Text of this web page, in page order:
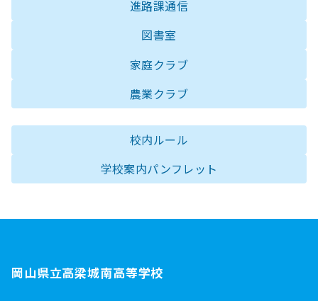
進路課通信
図書室
家庭クラブ
農業クラブ
校内ルール
学校案内パンフレット
岡山県立高梁城南高等学校